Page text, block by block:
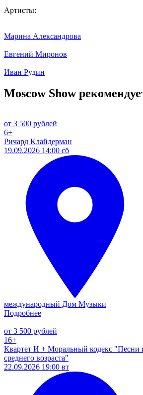
Артисты:
Марина Александрова
Евгений Миронов
Иван Рудин
Moscow Show
от 3 500 рублей
6+
Ричард Клайдерман
19.09.2026 14:00 сб
международный Дом Музыки
Подробнее
от 3 500 рублей
16+
Квартет И + Моральный кодекс "Песни
среднего возраста"
22.09.2026 19:00 вт